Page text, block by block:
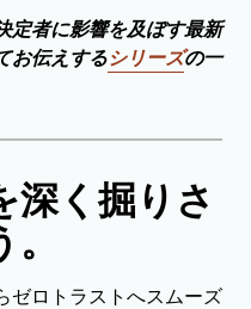
定者に影響を及ぼす最新
お伝えするシリーズの一
深く掘りさ
ゼロトラストへスムーズ